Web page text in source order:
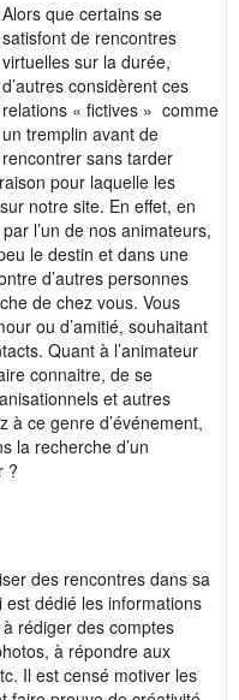
Alors que certains se
satisfont de rencontres
virtuelles sur la durée,
d’autres considèrent ces
relations « fictives » comme
un tremplin avant de
rencontrer sans tarder
pour laquelle les
notre site. En effet, en
l’un de nos animateurs,
le destin et dans une
d’autres personnes
de chez vous. Vous
ou d’amitié, souhaitant
Quant à l’animateur
connaitre, de se
et autres
à ce genre d’événement,
la recherche d’un
?
des rencontres dans sa
dédié les informations
rédiger des comptes
à répondre aux
Il est censé motiver les